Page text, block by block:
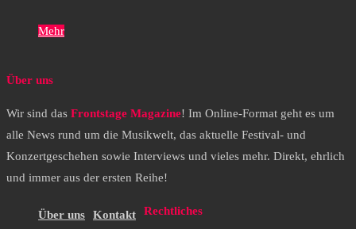
Mehr
Über uns
Wir sind das Frontstage Magazine! Im Online-Format geht es um
alle News rund um die Musikwelt, das aktuelle Festival- und
Konzertgeschehen sowie Interviews und vieles mehr. Direkt, ehrlich
und immer aus der ersten Reihe!
Über uns Kontakt Rechtliches